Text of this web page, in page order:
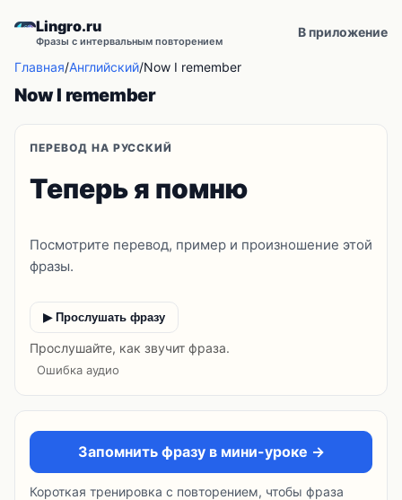
Lingro.ru
Фразы с интервальным повторением
В приложение
Главная/Английский/Now I remember
Now I remember
ПЕРЕВОД НА РУССКИЙ
Теперь я помню
Посмотрите перевод, пример и произношение этой
фразы.
▶ Прослушать фразу
Прослушайте, как звучит фраза.
Ошибка аудио
Запомнить фразу в мини-уроке →
Короткая тренировка с повторением, чтобы фраза